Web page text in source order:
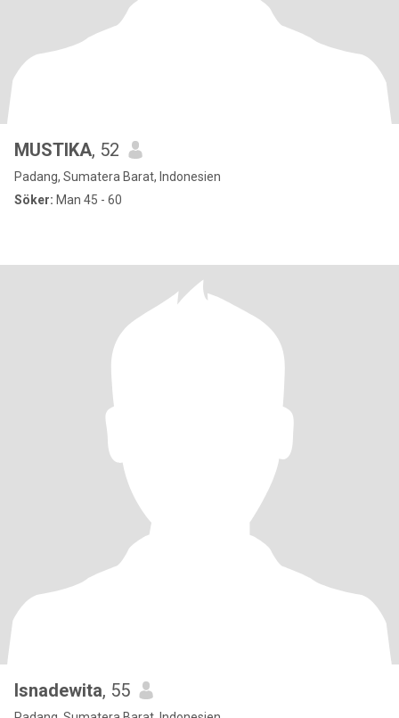
MUSTIKA, 52
Padang, Sumatera Barat, Indonesien
Söker: Man 45 - 60
Isnadewita, 55